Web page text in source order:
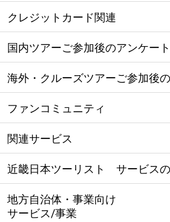
クレジットカード関連
国内ツアーご参加後のアンケート
海外・クルーズツアーご参加後
ファンコミュニティ
関連サービス
近畿日本ツーリスト サービス
地方自治体・事業向け
サービス/事業